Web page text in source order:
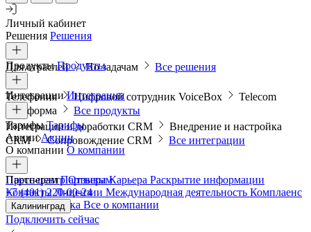
Личный кабинет
Решения Решения
Для отраслей По задачам Все решения
ПродуктыПродукты
Телефония Цифровой сотрудник VoiceBox
Telecom
платформа
Все продукты
ИнтеграцииИнтеграции
Интеграции и доработки CRM
Внедрение и настройка
CRM
Сопровождение CRM Все интеграции
ТарифыТарифы
АкцииАкции
О компании О компании
Пресс-центрОтзывыКарьера Раскрытие информации
КонтактыЛицензии Международная деятельность Комплаенс
и деловая этика Все о компании
ПартнерамПартнерам
+7 (401) 220-00-24
Калининград
Подключить сейчас